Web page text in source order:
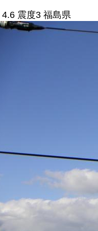
震度3 福島県